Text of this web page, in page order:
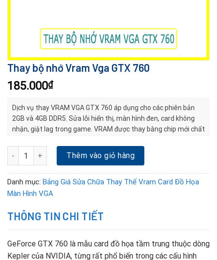
Thay bộ nhớ Vram Vga GTX 760
185.000₫
Dịch vụ thay VRAM VGA GTX 760 áp dụng cho các phiên bản
2GB và 4GB DDR5. Sửa lỗi hiển thị, màn hình đen, card không
nhận, giật lag trong game. VRAM được thay bằng chip mới chất
Thay bộ nhớ Vram Vga GTX 760 số lượng
Thêm vào giỏ hàng
Danh mục: Bảng Giá Sửa Chữa Thay Thế Vram Card Đồ Họa
Màn Hình VGA
THÔNG TIN CHI TIẾT
GeForce GTX 760 là mẫu card đồ họa tầm trung thuộc dòng
Kepler của NVIDIA, từng rất phổ biến trong các cấu hình